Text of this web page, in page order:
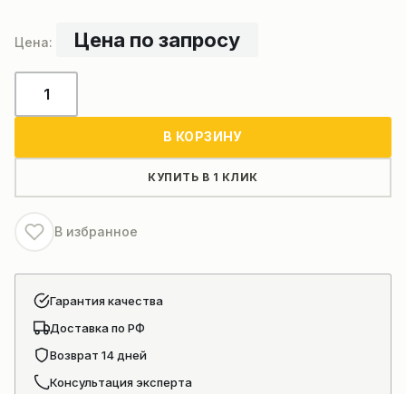
Цена по запросу
товара
В КОРЗИНУ
КУПИТЬ В 1 КЛИК
В избранное
Гарантия качества
Доставка по РФ
Возврат 14 дней
Консультация эксперта